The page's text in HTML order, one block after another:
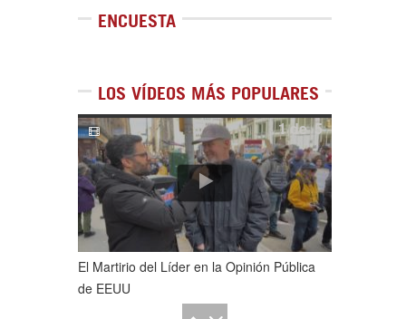
ENCUESTA
LOS VÍDEOS MÁS POPULARES
1de5
El Martirio del Líder en la Opinión Pública
de EEUU